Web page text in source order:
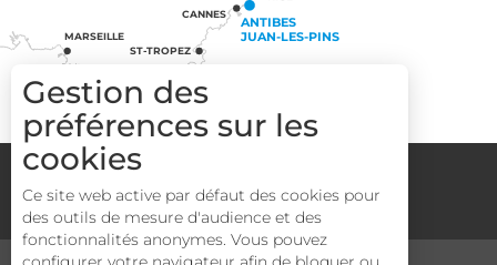
ST-TROPEZ
MARSEILLE
CANNES
ANTIBES
JUAN-LES-PINS
Groupes
Mentions légales CGV Plan du site
Gestion des
préférences sur les
cookies
Ce site web active par défaut des cookies pour
des outils de mesure d'audience et des
fonctionnalités anonymes. Vous pouvez